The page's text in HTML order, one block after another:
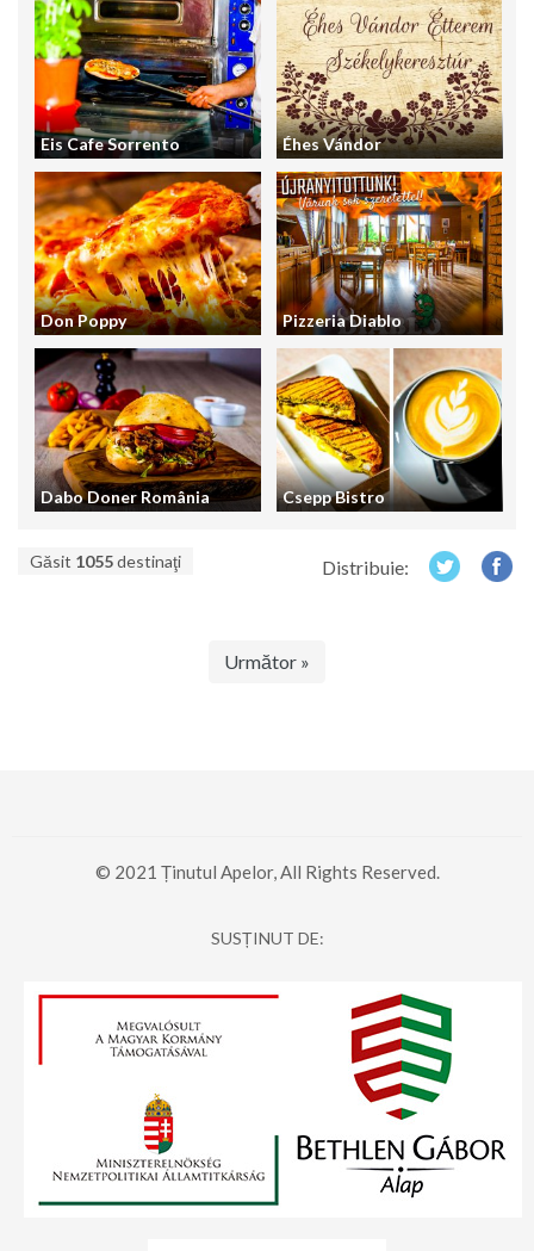
Eis Cafe Sorrento Éhes Vándor
Don Poppy Pizzeria Diablo
Dabo Doner România Csepp Bistro
Găsit 1055destinaţi Distribuie:
Următor »
© 2021 Ținutul Apelor, All Rights Reserved.
SUSȚINUT DE: